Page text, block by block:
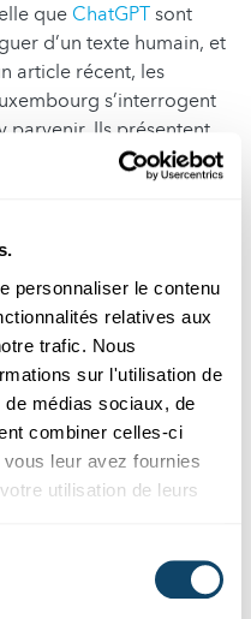
personnaliser le contenu
relatives aux
trafic. Nous
sur l'utilisation de
médias sociaux, de
combiner celles-ci
leur avez fournies
utilisation de leurs
que ChatGPTsont
d’un texte humain, et
article récent, les
s’interrogent
parvenir. Ils présentent
de texte,
Même OpenAI a
mois à peine après
seuls 26% des textes
adéquate comme étant
comme « GPTZero »
mais aucun ne permet
unepossible